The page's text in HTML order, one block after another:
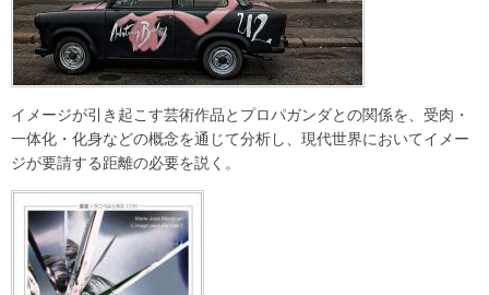
イメージが引き起こす芸術作品とプロパガンダとの関係を、受肉・
一体化・化身などの概念を通じて分析し、現代世界においてイメー
ジが要請する距離の必要を説く。